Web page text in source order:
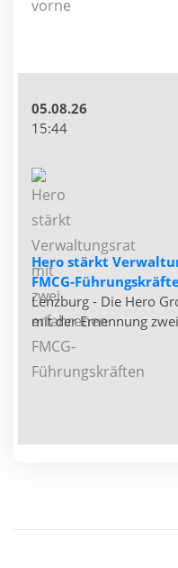
05.08.26
15:44
Hero stärkt
FMCG-
Lenzburg - Die Hero
mit der Ernennung